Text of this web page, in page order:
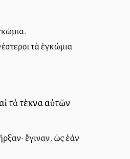
τὰ ἐγκώμια
τὰ τέκνα αὐτῶν
ἔγιναν, ὡς ἐὰν